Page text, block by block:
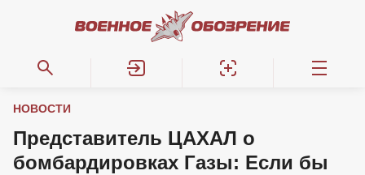
НОВОСТИ
Представитель ЦАХАЛ о
бомбардировках Газы: Если бы